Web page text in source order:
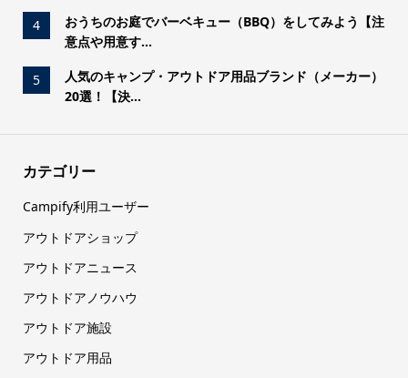
4
おうちのお庭でバーベキュー（BBQ）をしてみよう【注
意点や用意す...
5
人気のキャンプ・アウトドア用品ブランド（メーカー）
20選！【決...
カテゴリー
Campify利用ユーザー
アウトドアショップ
アウトドアニュース
アウトドアノウハウ
アウトドア施設
アウトドア用品